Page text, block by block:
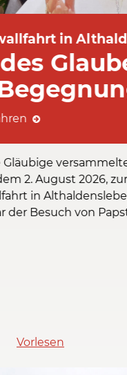
Initiative
Band
Mehr erfahren
Die Musikerinnen
unterstützen die
WÄHLEN!" zur
2026. Sie setzen
Vorlesen